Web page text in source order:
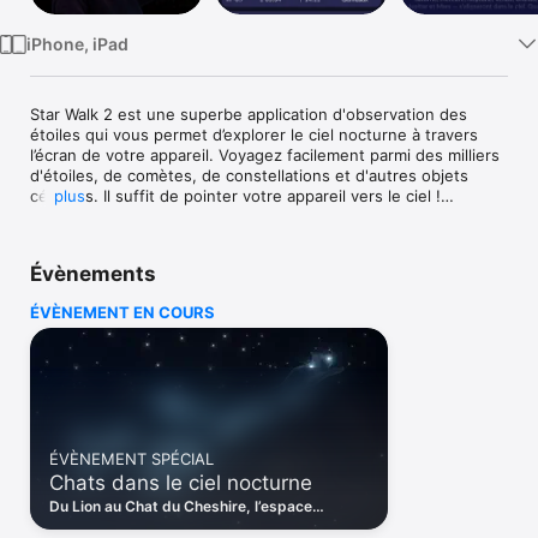
iPhone, iPad
Star Walk 2 est une superbe application d'observation des
étoiles qui vous permet d’explorer le ciel nocturne à travers
l’écran de votre appareil. Voyagez facilement parmi des milliers
d'étoiles, de comètes, de constellations et d'autres objets
célestes. Il suffit de pointer votre appareil vers le ciel !
Star Walk, lauréat d’un Apple Design Award, utilisé par plus de
10 millions de personnes ⁕
L'application utilise les capteurs et le GPS de votre appareil
pour déterminer la position exacte des étoiles, planètes,
constellations, comètes, ISS, satellites, pluies de météores,
« Star Walk 2 est une excellente initiation à l’astronomie pour
petits et grands. Très utile aussi pour les astronomes sérieux
qui préparent leurs observations. » - TUAW
plus
Évènements
ÉVÈNEMENT EN COURS
ÉVÈNEMENT SPÉCIAL
Chats dans le ciel nocturne
Du Lion au Chat du Cheshire, l’espace
regorge de félins. Ouvrez le guide pour les